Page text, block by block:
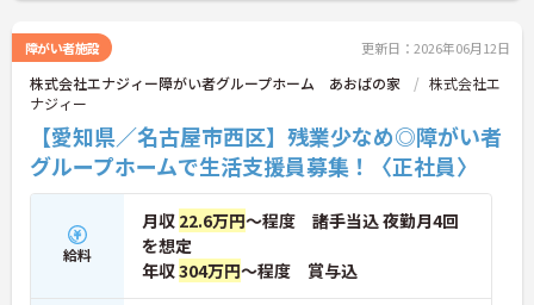
障がい者施設 更新日：2026年06月12日
株式会社エナジィー障がい者グループホーム あおばの家
株式会社エ
ナジィー
【愛知県／名古屋市西区】残業少なめ◎障がい者
グループホームで生活支援員募集！〈正社員〉
給料
月収 22.6万円～程度 諸手当込 夜勤月4回
を想定
年収304万円～程度 賞与込